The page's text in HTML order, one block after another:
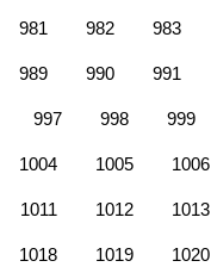
981 982 983
989 990 991
997 998 999
1004 1005 1006
1011 1012 1013
1018 1019 1020